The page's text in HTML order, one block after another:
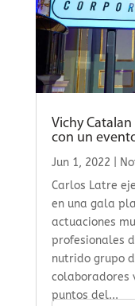
Vichy
con un
Jun 1, 2022
Carlos Latre
en una gala
actuaciones
profesionales
nutrido grupo
colaboradores
puntos del...